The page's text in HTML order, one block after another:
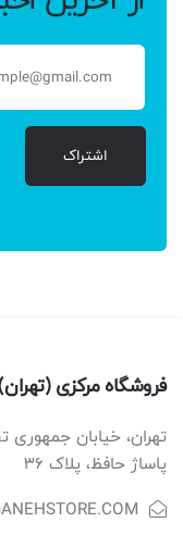
اشتراک
فروشگاه مرکزی
تهران، خیابان جمهوری
پاساژ حافظ، پلاک ۳۶